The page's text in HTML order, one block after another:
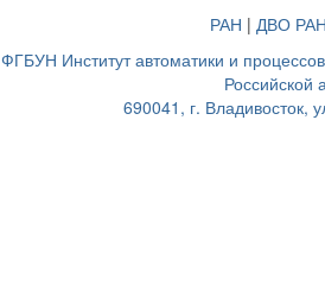
РАН | ДВО РАН
ФГБУН Институт автоматики и
Российской
690041, г. Владивосток,